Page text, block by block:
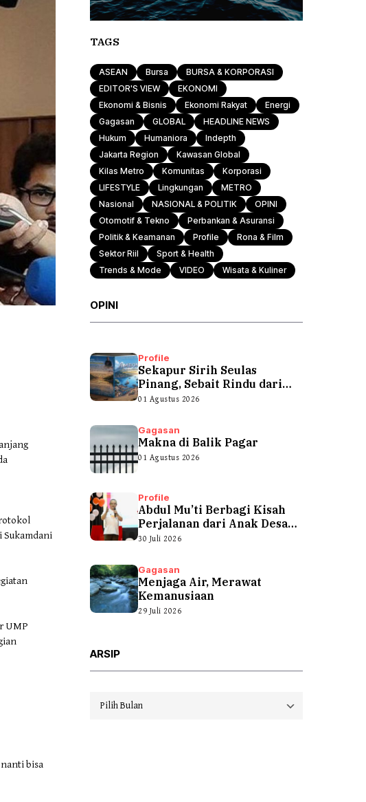
Sukamdani
UMP
bisa
TAGS
ASEAN Bursa
BURSA & KORPORASI
EDITOR'S VIEW
EKONOMI
Ekonomi & Bisnis
Ekonomi Rakyat
Energi
Gagasan
GLOBAL
HEADLINE NEWS
Hukum
Humaniora
Indepth
Jakarta Region
Kawasan Global
Kilas Metro
Komunitas
Korporasi
LIFESTYLE
Lingkungan
METRO
Nasional
NASIONAL & POLITIK
OPINI
Otomotif & Tekno
Perbankan & Asuransi
Politik & Keamanan
Profile
Rona & Film
Sektor Riil
Sport & Health
Trends & Mode
VIDEO Wisata & Kuliner
OPINI
Profile
Sekapur Sirih Seulas
Pinang, Sebait Rindu dari
Tepian Teluk
01 Agustus 2026
Gagasan
Makna di Balik Pagar
01 Agustus 2026
Profile
Abdul Mu’ti Berbagi Kisah
Perjalanan dari Anak Desa
hingga...
30 Juli 2026
Gagasan
Menjaga Air, Merawat
Kemanusiaan
29 Juli 2026
ARSIP
Arsip